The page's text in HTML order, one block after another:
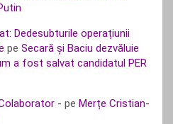
Dedesubturile operațiunii
pe Secară și Baciu dezvăluie
a fost salvat candidatul PER
- pe Merțe Cristian-